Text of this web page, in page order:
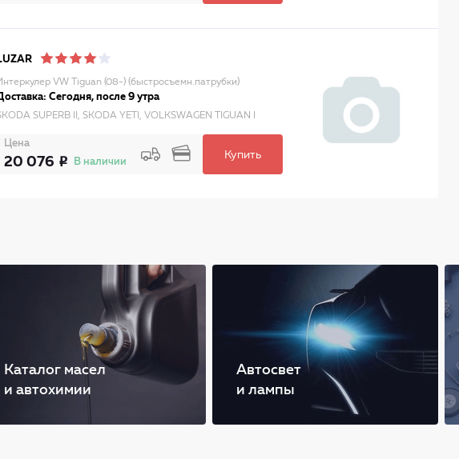
VW Tiguan (08-) (быстросъемн.патрубки)
Сегодня, после 9 утра
SUPERB II, SKODA YETI, VOLKSWAGEN TIGUAN I
Цена
20 076 В наличии
Купить
Каталог масел
и автохимии
Автосвет
и лампы